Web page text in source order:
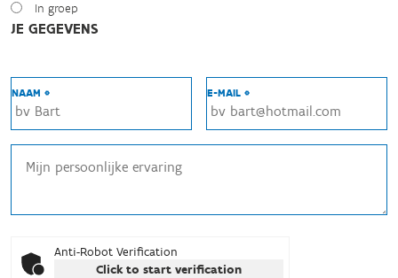
In groep
JE GEGEVENS
NAAM * E-MAIL *
Anti-Robot Verification
Click to start verification